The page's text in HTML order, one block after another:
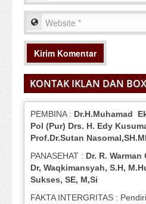
KONTAK IKLAN DAN
PEMBINA : Dr.H.Muhamad
Pol (Pur) Drs. H. Edy
Prof.Dr.Sutan
PANASEHAT : Dr. R. Warman
Dr, Waqkimansyah, S.H,
Sukses, SE, M,Si
FAKTA INTERGRITAS :